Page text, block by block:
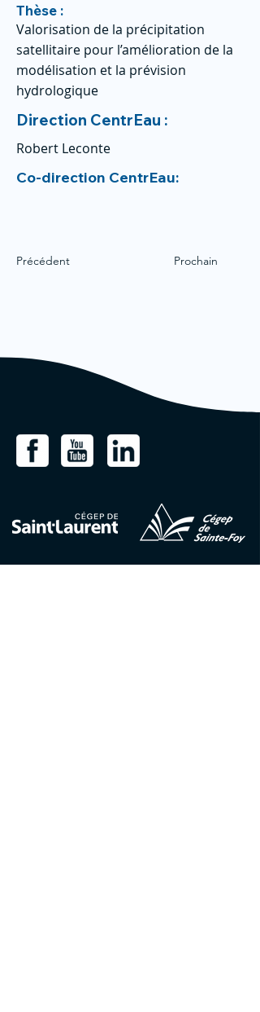
Thèse :
Valorisation de la précipitation
satellitaire pour l’amélioration de la
modélisation et la prévision
hydrologique
Direction CentrEau :
Robert Leconte
Co-direction CentrEau:
Précédent Prochain